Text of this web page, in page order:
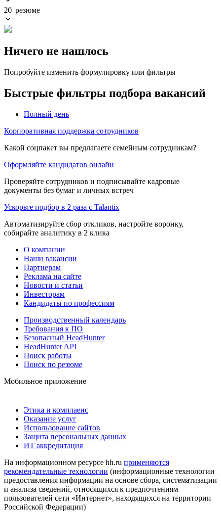
20 резюме
Ничего не нашлось
Попробуйте изменить формулировку или фильтры
Быстрые фильтры подбора вакансий
Полный день
Корпоративная поддержка сотрудников
Какой соцпакет вы предлагаете семейным сотрудникам?
Оформляйте кандидатов онлайн
Проверяйте сотрудников и подписывайте кадровые
документы без бумаг и личных встреч
Ускорьте подбор в 2 раза с Talantix
Автоматизируйте сбор откликов, настройте воронку,
собирайте аналитику в 2 клика
О компании
Наши вакансии
Партнерам
Реклама на сайте
Новости и статьи
Инвесторам
Кандидаты по профессиям
Производственный календарь
Требования к ПО
Безопасный HeadHunter
HeadHunter API
Поиск работы
Поиск по резюме
Мобильное приложение
Этика и комплаенс
Оказание услуг
Использование сайтов
Защита персональных данных
ИТ аккредитация
На информационном ресурсе hh.ru применяются
рекомендательные технологии (информационные технологии
предоставления информации на основе сбора, систематизации
и анализа сведений, относящихся к предпочтениям
пользователей сети «Интернет», находящихся на территории
Российской Федерации)